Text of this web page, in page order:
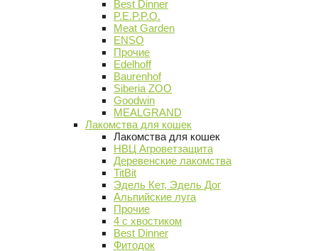
Best Dinner
P.E.P.P.O.
Meat Garden
ENSO
Прочие
Edelhoff
Baurenhof
Siberia ZOO
Goodwin
MEALGRAND
Лакомства для кошек
Лакомства для кошек
НВЦ Агроветзащита
Деревенские лакомства
TitBit
Эдель Кет, Эдель Дог
Альпийские луга
Прочие
4 с хвостиком
Best Dinner
Фитодок